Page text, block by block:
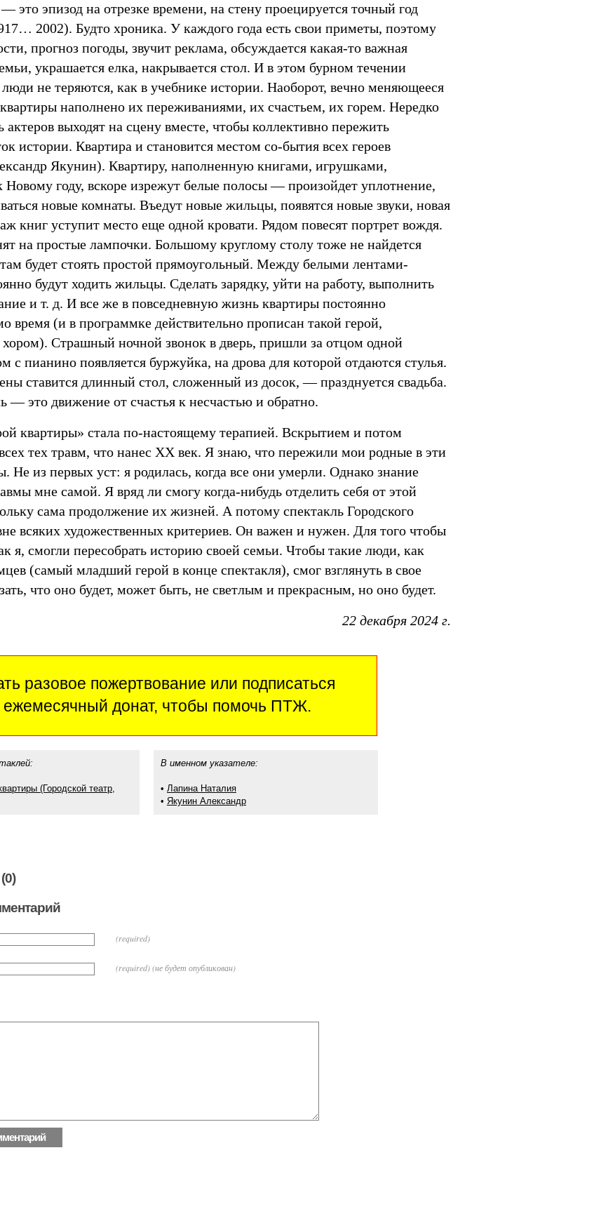
это эпизод на отрезке времени, на стену проецируется точный год
2002). Будто хроника. У каждого года есть свои приметы, поэтому
прогноз погоды, звучит реклама, обсуждается какая-то важная
украшается елка, накрывается стол. И в этом бурном течении
не теряются, как в учебнике истории. Наоборот, вечно меняющееся
наполнено их переживаниями, их счастьем, их горем. Нередко
актеров выходят на сцену вместе, чтобы коллективно пережить
истории. Квартира и становится местом со-бытия всех героев
Якунин). Квартиру, наполненную книгами, игрушками,
году, вскоре изрежут белые полосы — произойдет уплотнение,
новые комнаты. Въедут новые жильцы, появятся новые звуки, новая
книг уступит место еще одной кровати. Рядом повесят портрет вождя.
на простые лампочки. Большому круглому столу тоже не найдется
будет стоять простой прямоугольный. Между белыми лентами-
будут ходить жильцы. Сделать зарядку, уйти на работу, выполнить
и т. д. И все же в повседневную жизнь квартиры постоянно
время (и в программке действительно прописан такой герой,
Страшный ночной звонок в дверь, пришли за отцом одной
с пианино появляется буржуйка, на дрова для которой отдаются стулья.
ставится длинный стол, сложенный из досок, — празднуется свадьба.
— это движение от счастья к несчастью и обратно.
квартиры» стала по-настоящему терапией. Вскрытием и потом
тех травм, что нанес XX век. Я знаю, что пережили мои родные в эти
Не из первых уст: я родилась, когда все они умерли. Однако знание
мне самой. Я вряд ли смогу когда-нибудь отделить себя от этой
сама продолжение их жизней. А потому спектакль Городского
всяких художественных критериев. Он важен и нужен. Для того чтобы
я, смогли пересобрать историю своей семьи. Чтобы такие люди, как
(самый младший герой в конце спектакля), смог взглянуть в свое
что оно будет, может быть, не светлым и прекрасным, но оно будет.
22 декабря 2024 г.
разовое пожертвование или подписаться
ежемесячный донат, чтобы помочь ПТЖ.
(Городской театр,
В именном указателе:
• Лапина Наталия
• Якунин Александр
(required)
(required) (не будет опубликован)